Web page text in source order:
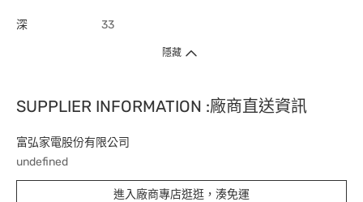
深 33
隱藏
SUPPLIER INFORMATION :廠商直送資訊
富弘家電股份有限公司
undefined
進入廠商專店逛逛，湊免運